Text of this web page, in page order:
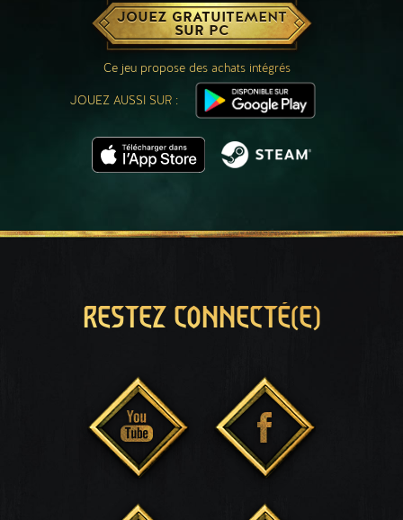
JOUEZ GRATUITEMENT
SUR PC
Ce jeu propose des achats intégrés
JOUEZ AUSSI SUR :
RESTEZ CONNECTÉ(E)